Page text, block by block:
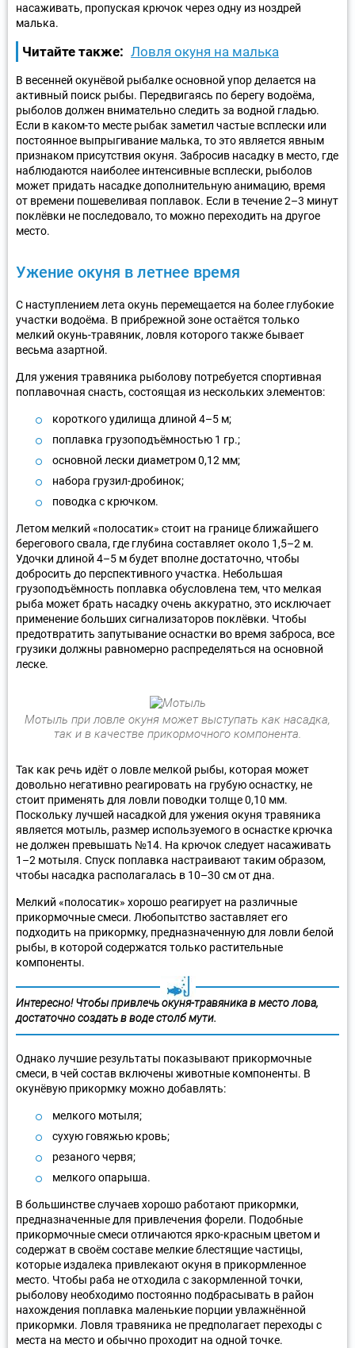
насаживать, пропуская крючок через одну из ноздрей
малька.
Читайте также: Ловля окуня на малька
В весенней окунёвой рыбалке основной упор делается на
активный поиск рыбы. Передвигаясь по берегу водоёма,
рыболов должен внимательно следить за водной гладью.
Если в каком-то месте рыбак заметил частые всплески или
постоянное выпрыгивание малька, то это является явным
признаком присутствия окуня. Забросив насадку в место, где
наблюдаются наиболее интенсивные всплески, рыболов
может придать насадке дополнительную анимацию, время
от времени пошевеливая поплавок. Если в течение 2–3 минут
поклёвки не последовало, то можно переходить на другое
место.
Ужение окуня в летнее время
С наступлением лета окунь перемещается на более глубокие
участки водоёма. В прибрежной зоне остаётся только
мелкий окунь-травяник, ловля которого также бывает
весьма азартной.
Для ужения травяника рыболову потребуется спортивная
поплавочная снасть, состоящая из нескольких элементов:
короткого удилища длиной 4–5 м;
поплавка грузоподъёмностью 1 гр.;
основной лески диаметром 0,12 мм;
набора грузил-дробинок;
поводка с крючком.
Летом мелкий «полосатик» стоит на границе ближайшего
берегового свала, где глубина составляет около 1,5–2 м.
Удочки длиной 4–5 м будет вполне достаточно, чтобы
добросить до перспективного участка. Небольшая
грузоподъёмность поплавка обусловлена тем, что мелкая
рыба может брать насадку очень аккуратно, это исключает
применение больших сигнализаторов поклёвки. Чтобы
предотвратить запутывание оснастки во время заброса, все
грузики должны равномерно распределяться на основной
леске.
Мотыль при ловле окуня может выступать как насадка,
так и в качестве прикормочного компонента.
Так как речь идёт о ловле мелкой рыбы, которая может
довольно негативно реагировать на грубую оснастку, не
стоит применять для ловли поводки толще 0,10 мм.
Поскольку лучшей насадкой для ужения окуня травяника
является мотыль, размер используемого в оснастке крючка
не должен превышать №14. На крючок следует насаживать
1–2 мотыля. Спуск поплавка настраивают таким образом,
чтобы насадка располагалась в 10–30 см от дна.
Мелкий «полосатик» хорошо реагирует на различные
прикормочные смеси. Любопытство заставляет его
подходить на прикормку, предназначенную для ловли белой
рыбы, в которой содержатся только растительные
компоненты.
Интересно! Чтобы привлечь окуня-травяника в место лова,
достаточно создать в воде столб мути.
Однако лучшие результаты показывают прикормочные
смеси, в чей состав включены животные компоненты. В
окунёвую прикормку можно добавлять:
мелкого мотыля;
сухую говяжью кровь;
резаного червя;
мелкого опарыша.
В большинстве случаев хорошо работают прикормки,
предназначенные для привлечения форели. Подобные
прикормочные смеси отличаются ярко-красным цветом и
содержат в своём составе мелкие блестящие частицы,
которые издалека привлекают окуня в прикормленное
место. Чтобы раба не отходила с закормленной точки,
рыболову необходимо постоянно подбрасывать в район
нахождения поплавка маленькие порции увлажнённой
прикормки. Ловля травяника не предполагает переходы с
места на место и обычно проходит на одной точке.